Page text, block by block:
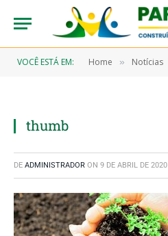
VOCÊ ESTÁ EM: Home » Notícias
thumb
DE ADMINISTRADOR ON 9 DE ABRIL DE 2020